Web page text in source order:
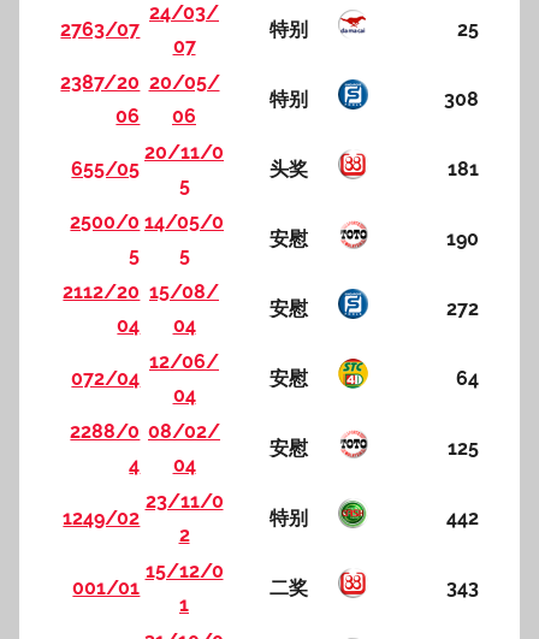
2763/07
24/03/
07
特别 25
2387/20
06
20/05/
06
特别 308
655/05
20/11/0
5
头奖 181
2500/0
5
14/05/0
5
安慰 190
2112/20
04
15/08/
04
安慰 272
072/04
12/06/
04
安慰 64
2288/0
4
08/02/
04
安慰 125
1249/02
23/11/0
2
特别 442
001/01
15/12/0
1
二奖 343